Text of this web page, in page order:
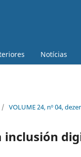
Notícias
/ VOLUME 24, nº 04,
inclusión